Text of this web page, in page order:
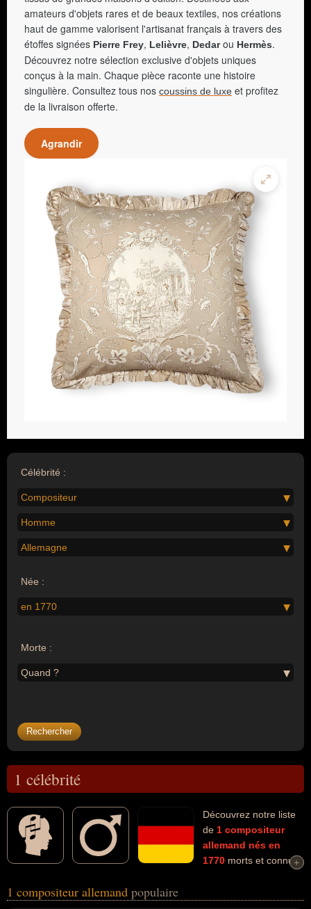
amateurs d'objets rares et de beaux textiles, nos créations
haut de gamme valorisent l'artisanat français à travers des
étoffes signées Pierre Frey, Lelièvre, Dedarou Hermès.
Découvrez notre sélection exclusive d'objets uniques
conçus à la main. Chaque pièce raconte une histoire
singulière. Consultez tous nos coussins de luxe et profitez
de la livraison offerte.
Agrandir
Célébrité :
Compositeur
Homme
Allemagne
Née :
en 1770
Morte :
Quand ?
1 célébrité
Découvrez notre liste
de 1 compositeur
allemand nés en
1770 morts et connus
(de sexe masculin) peuvent avoir des liens variés dans les
+
+
1 compositeur allemand populaire